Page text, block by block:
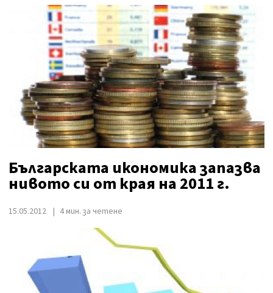
Българската икономика запазва
нивото си от края на 2011 г.
15.05.2012 4 мин. за четене